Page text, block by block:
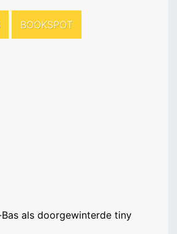
BOOKSPOT
als doorgewinterde tiny